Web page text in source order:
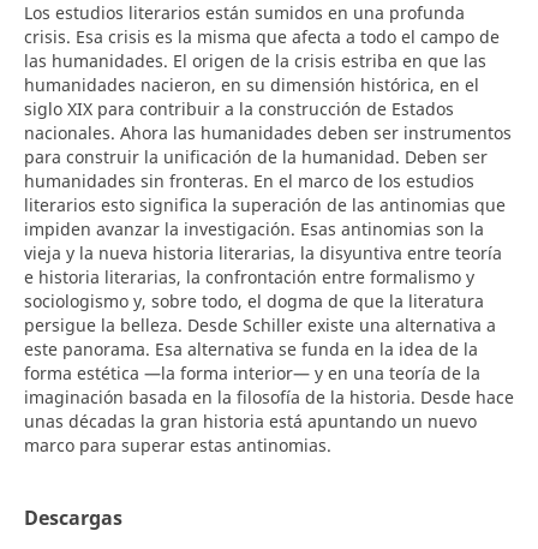
Los estudios literarios están sumidos en una profunda
crisis. Esa crisis es la misma que afecta a todo el campo de
las humanidades. El origen de la crisis estriba en que las
humanidades nacieron, en su dimensión histórica, en el
siglo XIX para contribuir a la construcción de Estados
nacionales. Ahora las humanidades deben ser instrumentos
para construir la unificación de la humanidad. Deben ser
humanidades sin fronteras. En el marco de los estudios
literarios esto significa la superación de las antinomias que
impiden avanzar la investigación. Esas antinomias son la
vieja y la nueva historia literarias, la disyuntiva entre teoría
e historia literarias, la confrontación entre formalismo y
sociologismo y, sobre todo, el dogma de que la literatura
persigue la belleza. Desde Schiller existe una alternativa a
este panorama. Esa alternativa se funda en la idea de la
forma estética —la forma interior— y en una teoría de la
imaginación basada en la filosofía de la historia. Desde hace
unas décadas la gran historia está apuntando un nuevo
marco para superar estas antinomias.
Descargas